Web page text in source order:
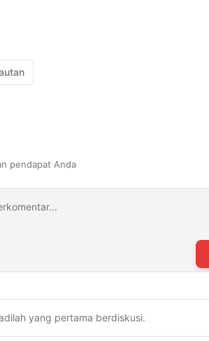
pendapat Anda
yang pertama berdiskusi.